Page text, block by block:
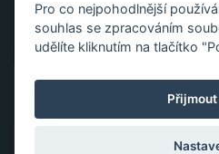
Pro co nejpohodlnější
souhlas se zpracováním
udělíte kliknutím na tlačítko
Přijmout